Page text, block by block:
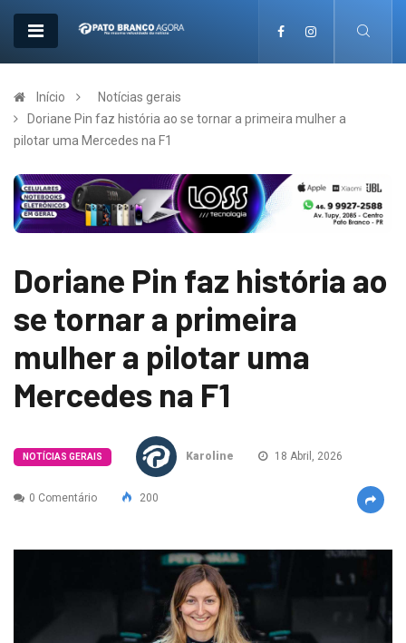
Início
Notícias gerais
Doriane Pin faz história ao se tornar a primeira mulher a
pilotar uma Mercedes na F1
Doriane Pin faz história ao
se tornar a primeira
mulher a pilotar uma
Mercedes na F1
NOTÍCIAS GERAIS Karoline 18 Abril, 2026
0 Comentário 200